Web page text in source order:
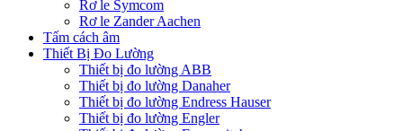
Rơ le Symcom
Rơ le Zander Aachen
Tấm cách âm
Thiết Bị Đo Lường
Thiết bị đo lường ABB
Thiết bị đo lường Danaher
Thiết bị đo lường Endress Hauser
Thiết bị đo lường Engler